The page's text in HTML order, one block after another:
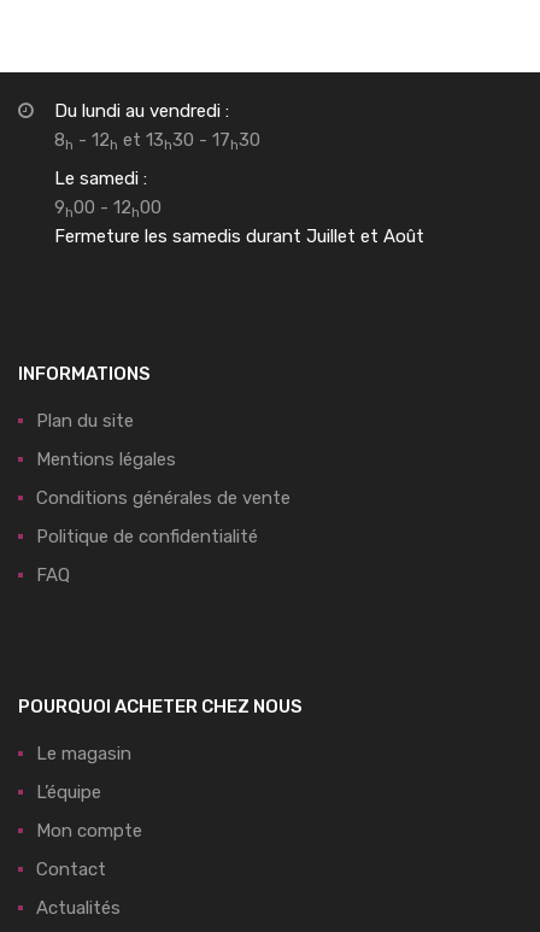
Du lundi au vendredi :
8h - 12h et 13h30 - 17h30
Le samedi :
9h00 - 12h00
Fermeture les samedis durant Juillet et Août
INFORMATIONS
Plan du site
Mentions légales
Conditions générales de vente
Politique de confidentialité
FAQ
POURQUOI ACHETER CHEZ NOUS
Le magasin
L’équipe
Mon compte
Contact
Actualités